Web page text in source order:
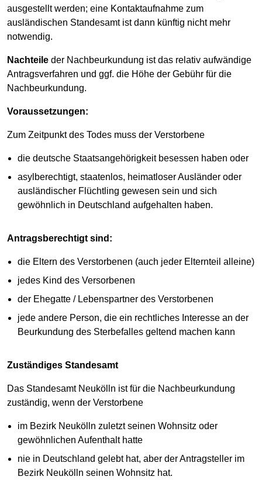
ausgestellt werden; eine Kontaktaufnahme zum
ausländischen Standesamt ist dann künftig nicht mehr
notwendig.
Nachteile der Nachbeurkundung ist das relativ aufwändige
Antragsverfahren und ggf. die Höhe der Gebühr für die
Nachbeurkundung.
Voraussetzungen:
Zum Zeitpunkt des Todes muss der Verstorbene
die deutsche Staatsangehörigkeit besessen haben oder
asylberechtigt, staatenlos, heimatloser Ausländer oder
ausländischer Flüchtling gewesen sein und sich
gewöhnlich in Deutschland aufgehalten haben.
Antragsberechtigt sind:
die Eltern des Verstorbenen (auch jeder Elternteil alleine)
jedes Kind des Versorbenen
der Ehegatte / Lebenspartner des Verstorbenen
jede andere Person, die ein rechtliches Interesse an der
Beurkundung des Sterbefalles geltend machen kann
Zuständiges Standesamt
Das Standesamt Neukölln ist für die Nachbeurkundung
zuständig, wenn der Verstorbene
im Bezirk Neukölln zuletzt seinen Wohnsitz oder
gewöhnlichen Aufenthalt hatte
nie in Deutschland gelebt hat, aber der Antragsteller im
Bezirk Neukölln seinen Wohnsitz hat.